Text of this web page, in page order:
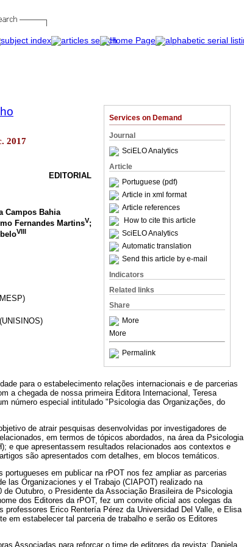
Services on Demand
Journal
SciELO Analytics
Article
Portuguese (pdf)
Article in xml format
Article references
How to cite this article
SciELO Analytics
Automatic translation
Send this article by e-mail
Indicators
Related links
Share
More
More
Permalink
2017
EDITORIAL
Campos Bahia
Fernandes MartinsV;
VIII
para o estabelecimento relações internacionais e de parcerias
a chegada de nossa primeira Editora Internacional, Teresa
número especial intitulado "Psicologia das Organizações, do
de atrair pesquisas desenvolvidas por investigadores de
em termos de tópicos abordados, na área da Psicologia
e que apresentassem resultados relacionados aos contextos e
são apresentados com detalhes, em blocos temáticos.
em publicar na rPOT nos fez ampliar as parcerias
las Organizaciones y el Trabajo (CIAPOT) realizado na
Outubro, o Presidente da Associação Brasileira de Psicologia
dos Editores da rPOT, fez um convite oficial aos colegas da
Erico Rentería Pérez da Universidad Del Valle, e Elisa
em estabelecer tal parceria de trabalho e serão os Editores
Associadas para reforçar o time de editores da revista: Daniela